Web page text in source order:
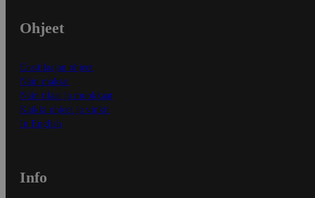
Ohjeet
Ensitilaajan ohjeet
Näin maksat
Näin tilaat ja muokkaat
Kaikki ohjeet ja vinkit
In English
Info